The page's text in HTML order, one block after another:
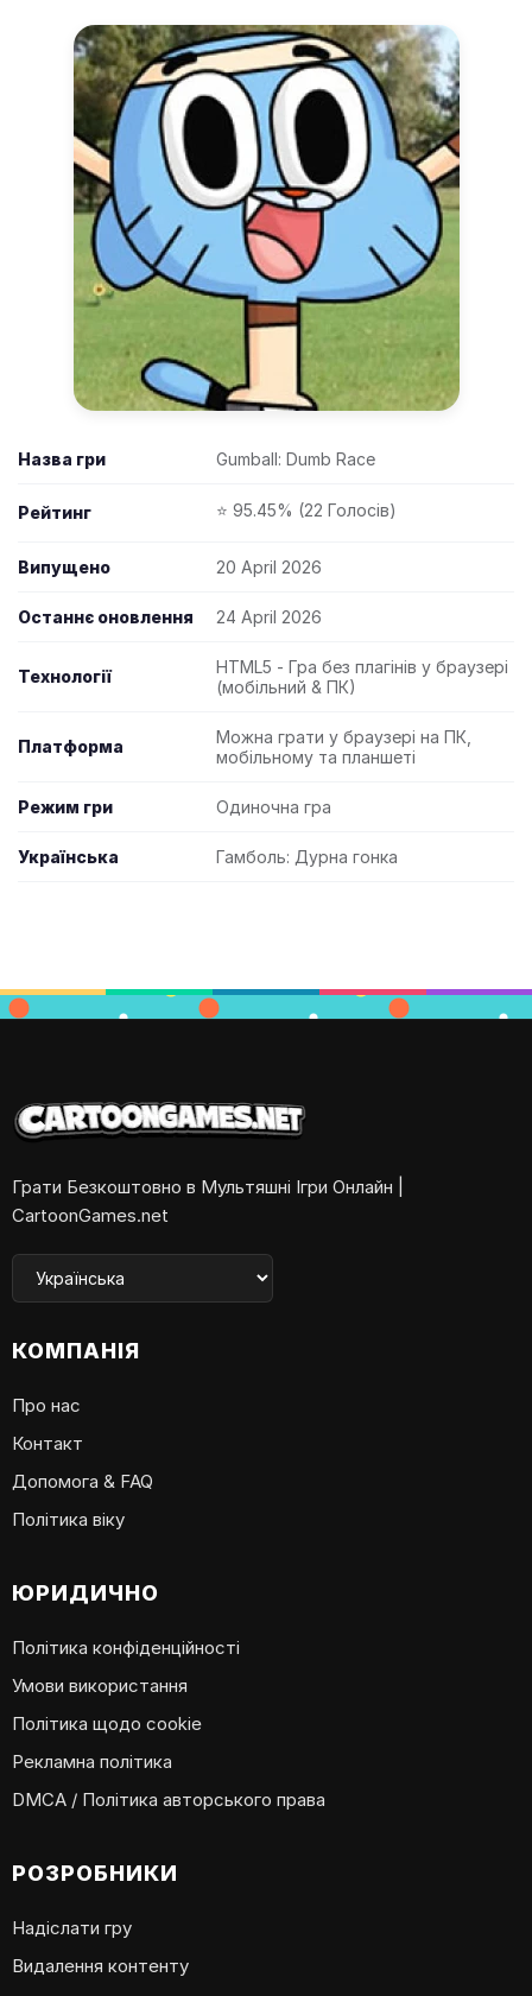
Назва гри Gumball: Dumb Race
Рейтинг ⭐ 95.45% (22 Голосів)
Випущено 20 April 2026
Останнє оновлення 24 April 2026
Технології
HTML5 - Гра без плагінів у браузері
(мобільний & ПК)
Платформа
Можна грати у браузері на ПК,
мобільному та планшеті
Режим гри Одиночна гра
Українська Гамболь: Дурна гонка
Грати Безкоштовно в Мультяшні Ігри Онлайн |
CartoonGames.net
КОМПАНІЯ
Про нас
Контакт
Допомога & FAQ
Політика віку
ЮРИДИЧНО
Політика конфіденційності
Умови використання
Політика щодо cookie
Рекламна політика
DMCA / Політика авторського права
РОЗРОБНИКИ
Надіслати гру
Видалення контенту